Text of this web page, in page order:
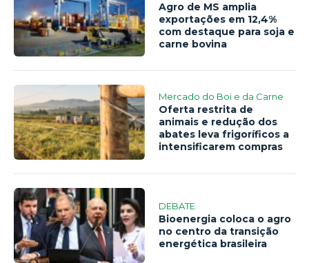
Agro de MS amplia
exportações em 12,4%
com destaque para soja e
carne bovina
Mercado do Boi e da Carne
Oferta restrita de
animais e redução dos
abates leva frigoríficos a
intensificarem compras
DEBATE
Bioenergia coloca o agro
no centro da transição
energética brasileira